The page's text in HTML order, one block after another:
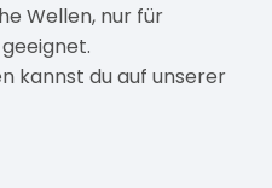
Wellen, nur für
kannst du auf unserer